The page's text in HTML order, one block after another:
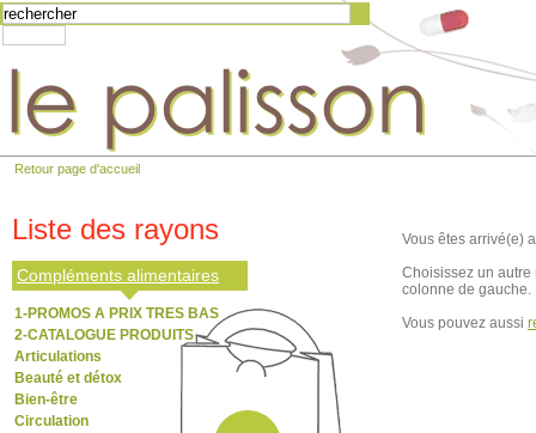
Retour page d'accueil
Liste des rayons
Compléments alimentaires
1-PROMOS A PRIX TRES BAS
2-CATALOGUE PRODUITS
Articulations
Beauté et détox
Bien-être
Circulation
Vous êtes arrivé(e)
Choisissez un
colonne de gauche.
Vous pouvez aussi